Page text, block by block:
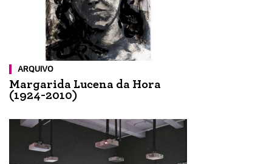
ARQUIVO
Margarida Lucena da Hora
(1924-2010)